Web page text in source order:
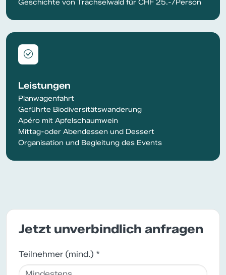
Geschichte von Trachselwald für CHF 25.-/Person
Leistungen
Planwagenfahrt
Geführte Biodiversitätswanderung
Apéro mit Apfelschaumwein
Mittag-oder Abendessen und Dessert
Organisation und Begleitung des Events
Jetzt unverbindlich anfragen
Teilnehmer (mind.) *